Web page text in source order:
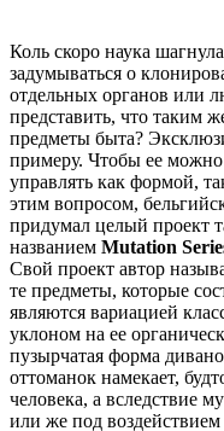
Коль скоро наука
задумываться о
отдельных органов или
представить, что таким
предметы быта?
примеру. Чтобы ее
управлять как формой,
этим вопросом,
придумал целый проект
названием Mutation
Свой проект автор
те предметы, которые
являются вариацией
уклоном на ее
пузырчатая форма
оттоманок намекает,
человека, а вследствие
или же под